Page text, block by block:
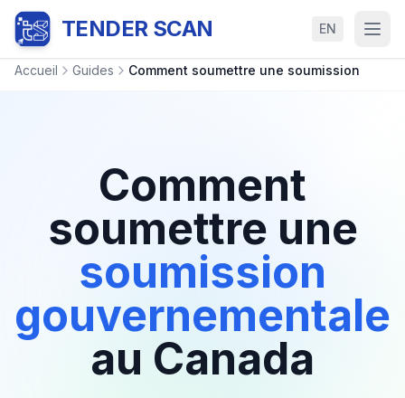
TENDER SCAN EN
Accueil Guides Comment soumettre une soumission
Comment
soumettre une
soumission
gouvernementale
au Canada